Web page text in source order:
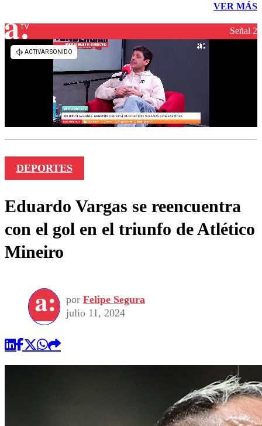
VER MÁS
Señal 2
DEPORTES
Eduardo Vargas se reencuentra
con el gol en el triunfo de Atlético
Mineiro
por Felipe Segura
julio 11, 2024